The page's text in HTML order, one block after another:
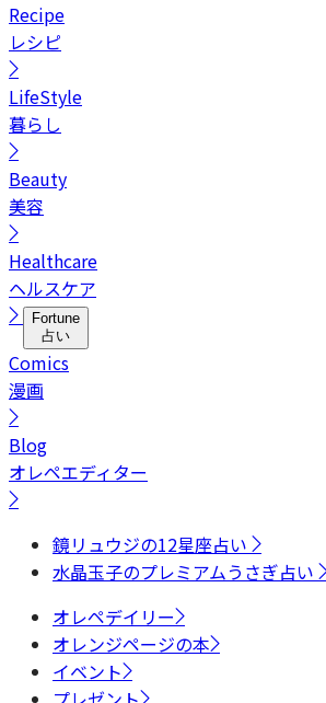
Recipe
レシピ
LifeStyle
暮らし
Beauty
美容
Healthcare
ヘルスケア
Fortune
占い
Comics
漫画
Blog
オレペエディター
鏡リュウジの12星座占い
水晶玉子のプレミアムうさぎ占い
オレペデイリー
オレンジページの本
イベント